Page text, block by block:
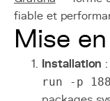
fiable et
Mise
Installation
run -p